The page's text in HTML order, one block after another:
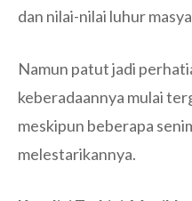
dan nilai-nilai luhur
Namun patut jadi
keberadaannya mulai
meskipun beberapa
melestarikannya.